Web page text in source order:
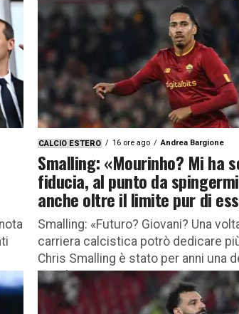
CALCIO ESTERO 16 ore ago Andrea Bargione
Smalling: «Mourinho? Mi ha
fiducia, al punto da
anche oltre il limite pur di
Smalling: «Futuro? Giovani? Una
carriera calcistica potrò dedicare
Chris Smalling è stato per anni una
assolute...